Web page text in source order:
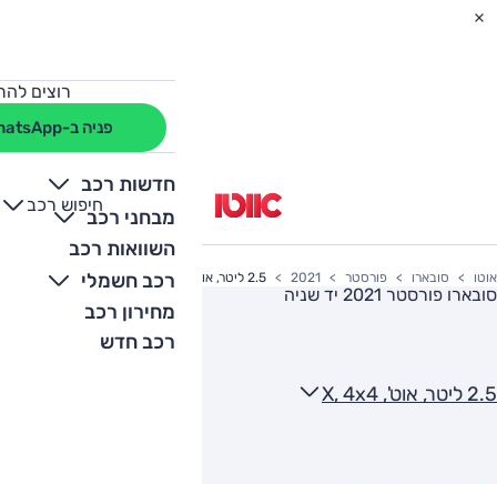
רוצים
פניה ב-WhatsApp
חדשות רכב
מבחני רכב
השוואות רכב
רכב חשמלי
מחירון רכב
רכב חדש
חיפוש רכב
+
-
אוטו סובארו פורסטר 2021 2.5 ליטר, אוט', X, 4x4
סובארו פורסטר 2021 יד שניה
2.5 ליטר, אוט', X, 4x4